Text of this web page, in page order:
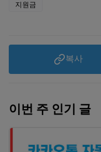
지원금
복사
이번 주 인기 글